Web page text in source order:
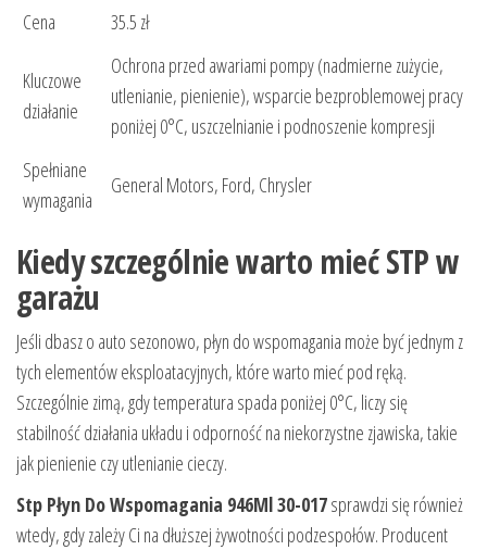
Cena
35.5 zł
Kluczowe
działanie
Ochrona przed awariami pompy (nadmierne zużycie,
utlenianie, pienienie), wsparcie bezproblemowej pracy
poniżej 0°C, uszczelnianie i podnoszenie kompresji
Spełniane
wymagania
General Motors, Ford, Chrysler
Kiedy szczególnie warto mieć STP w
garażu
Jeśli dbasz o auto sezonowo, płyn do wspomagania może być jednym z
tych elementów eksploatacyjnych, które warto mieć pod ręką.
Szczególnie zimą, gdy temperatura spada poniżej 0°C, liczy się
stabilność działania układu i odporność na niekorzystne zjawiska, takie
jak pienienie czy utlenianie cieczy.
Stp Płyn Do Wspomagania 946Ml 30-017sprawdzi się również
wtedy, gdy zależy Ci na dłuższej żywotności podzespołów. Producent